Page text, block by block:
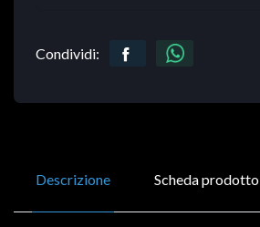
Condividi:
Descrizione Scheda prodotto